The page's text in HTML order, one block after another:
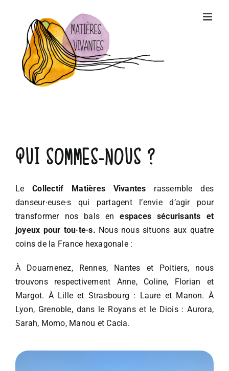
contenu
QUI SOMMES-NOUS ?
LeCollectif Matières Vivantes rassemble des
danseur·euse·s qui partagent l’envie d’agir pour
transformer nos bals enespaces sécurisants et
joyeux pour tou·te·s. Nous nous situons aux quatre
coins de la France hexagonale :
À Douarnenez, Rennes, Nantes et Poitiers, nous
trouvons respectivement Anne, Coline, Florian et
Margot. À Lille et Strasbourg : Laure et Manon. À
Lyon, Grenoble, dans le Royans et le Diois : Aurora,
Sarah, Momo, Manou et Cacia.